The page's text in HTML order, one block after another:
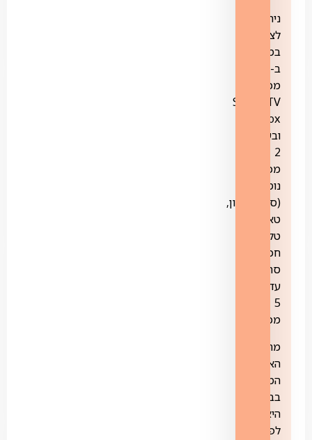
ניתן
לצפות
במקביל
מכשירי
STINGTV
Box
ובעוד
2
מכשירים
נוספים
(סמארטפון,
טאבלט,
טלוויזיה
חכמה).
סה"כ
עד
5
מכשירים.
מהירות
האינטרנט
המומלצת
בבית
היא
לפחות